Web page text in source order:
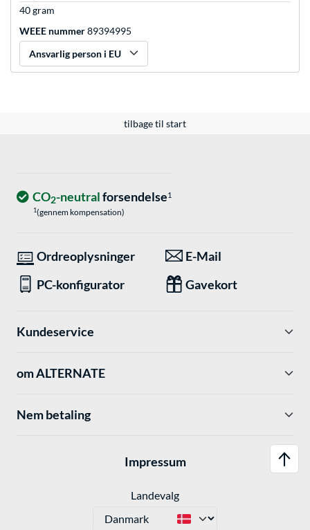
40 gram
WEEE nummer89394995
Ansvarlig person i EU
tilbage til start
CO2-neutralforsendelse1
1(gennem kompensation)
Ordreoplysninger
E-Mail
PC-konfigurator
Gavekort
Kundeservice
om ALTERNATE
Nem betaling
Impressum
Landevalg